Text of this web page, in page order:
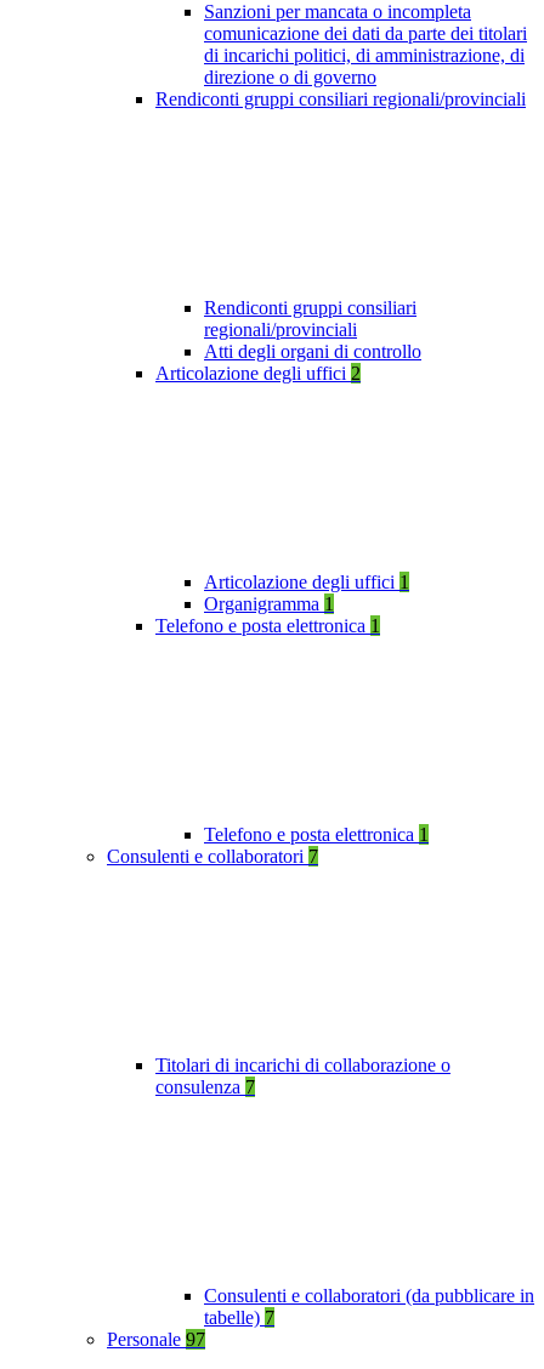
Sanzioni per mancata o incompleta
comunicazione dei dati da parte dei titolari
di incarichi politici, di amministrazione, di
direzione o di governo
Rendiconti gruppi consiliari regionali/provinciali
Rendiconti gruppi consiliari
regionali/provinciali
Atti degli organi di controllo
Articolazione degli uffici 2
Articolazione degli uffici 1
Organigramma 1
Telefono e posta elettronica 1
Telefono e posta elettronica 1
Consulenti e collaboratori 7
Titolari di incarichi di collaborazione o
consulenza 7
Consulenti e collaboratori (da pubblicare in
tabelle) 7
Personale 97